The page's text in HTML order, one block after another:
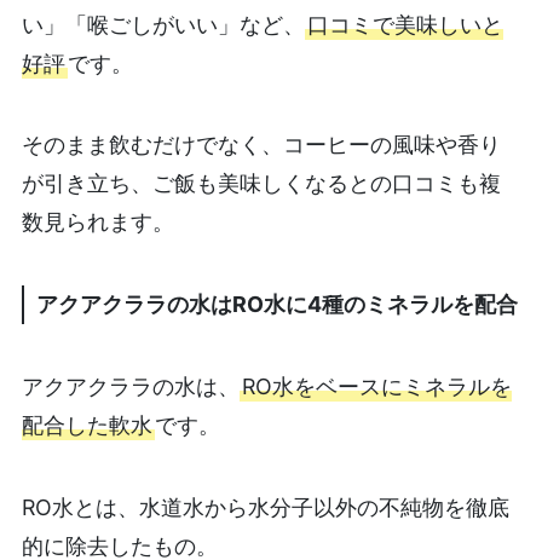
い」「喉ごしがいい」など、 口コミで美味しいと
好評です。
そのまま飲むだけでなく、コーヒーの風味や香り
が引き立ち、ご飯も美味しくなるとの口コミも複
数見られます。
アクアクララの水はRO水に4種のミネラルを配合
アクアクララの水は、 RO水をベースにミネラルを
配合した軟水です。
RO水とは、水道水から水分子以外の不純物を徹底
的に除去したもの。